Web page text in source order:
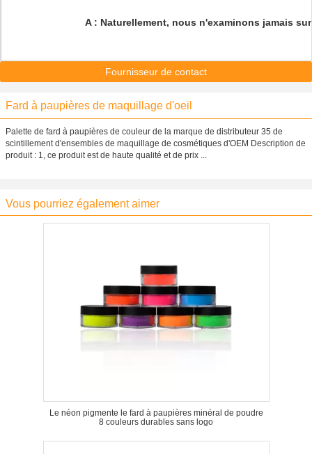
A : Naturellement, nous n'examinons jamais
Fournisseur de contact
Fard à paupières de maquillage d'oeil
Palette de fard à paupières de couleur de la marque de distributeur 35 de
scintillement d'ensembles de maquillage de cosmétiques d'OEM Description de
produit : 1, ce produit est de haute qualité et de prix ...
Vous pourriez également aimer
Le néon pigmente le fard à paupières minéral de poudre
8 couleurs durables sans logo